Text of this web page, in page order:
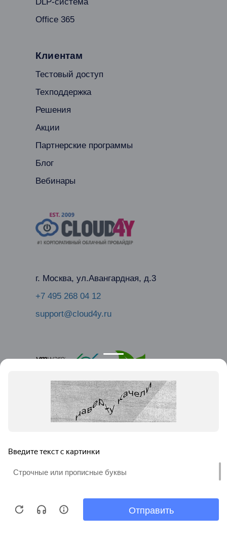
Office 365
Клиентам
Тестовый доступ
Техподдержка
Решения
Акции
Партнерские программы
Блог
Вебинары
г. Москва, ул.Авангардная, д.3
+7 495 268 04 12
support@cloud4y.ru
® Copyright © 2009-2026 Cloud4Y. All Rights Reserved
Реквизиты
обработку файлов «куки» (Cookies),
а также подтверждаете факт ознакомления с